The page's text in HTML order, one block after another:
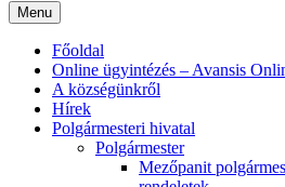
Menu
Főoldal
Online ügyintézés – Avansis
A községünkről
Hírek
Polgármesteri hivatal
Polgármester
Mezőpanit